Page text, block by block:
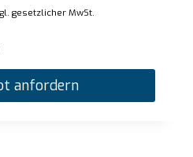
gesetzlicher MwSt.
anfordern